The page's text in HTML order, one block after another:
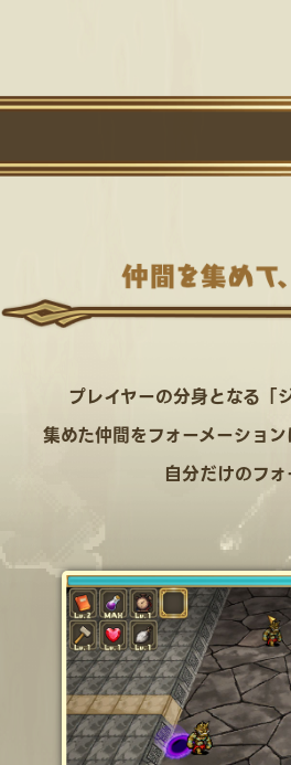
プレイヤーの分身となる「
集めた仲間をフォーメーション
自分だけのフ